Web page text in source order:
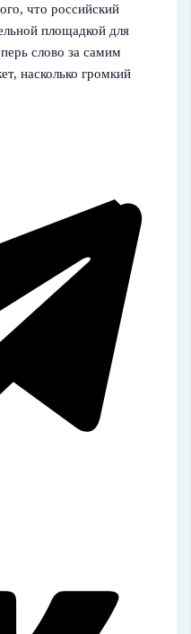
что российский
площадкой для
слово за самим
насколько громкий